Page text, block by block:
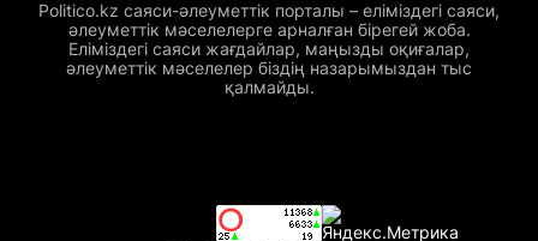
Politico.kz саяси-әлеуметтік порталы – еліміздегі саяси,
әлеуметтік мәселелерге арналған бірегей жоба.
Еліміздегі саяси жағдайлар, маңызды оқиғалар,
әлеуметтік мәселелер біздің назарымыздан тыс
қалмайды.